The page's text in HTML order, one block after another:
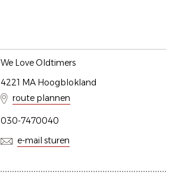
We Love Oldtimers
4221 MA Hoogblokland
route plannen
030-7470040
e-mail sturen